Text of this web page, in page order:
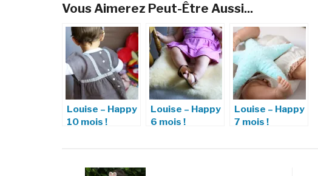
Vous Aimerez Peut-Être Aussi...
Louise – Happy
10 mois !
Louise – Happy
6 mois !
Louise – Happy
7 mois !